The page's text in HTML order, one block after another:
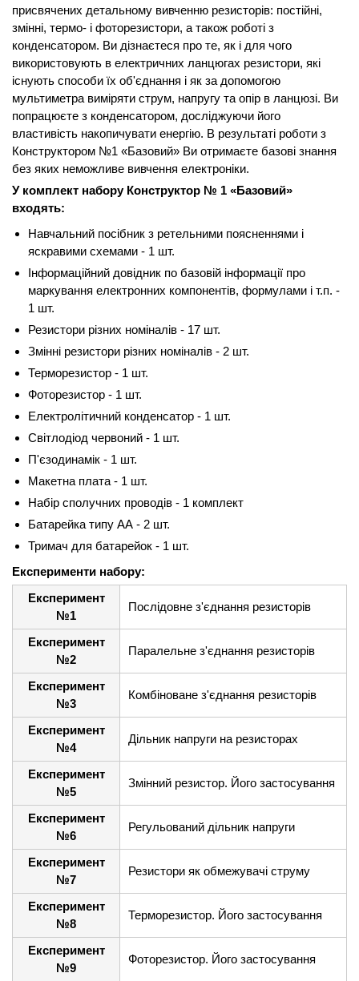
присвячених детальному вивченню резисторів: постійні,
змінні, термо- і фоторезистори, а також роботі з
конденсатором. Ви дізнаєтеся про те, як і для чого
використовують в електричних ланцюгах резистори, які
існують способи їх об'єднання і як за допомогою
мультиметра виміряти струм, напругу та опір в ланцюзі. Ви
попрацюєте з конденсатором, досліджуючи його
властивість накопичувати енергію. В результаті роботи з
Конструктором №1 «Базовий» Ви отримаєте базові знання
без яких неможливе вивчення електроніки.
У комплект набору Конструктор № 1 «Базовий»
входять:
Навчальний посібник з ретельними поясненнями і
яскравими схемами - 1 шт.
Інформаційний довідник по базовій інформації про
маркування електронних компонентів, формулами і т.п. -
1 шт.
Резистори різних номіналів - 17 шт.
Змінні резистори різних номіналів - 2 шт.
Терморезистор - 1 шт.
Фоторезистор - 1 шт.
Електролітичний конденсатор - 1 шт.
Світлодіод червоний - 1 шт.
П'єзодинамік - 1 шт.
Макетна плата - 1 шт.
Набір сполучних проводів - 1 комплект
Батарейка типу АА - 2 шт.
Тримач для батарейок - 1 шт.
Експерименти набору:
Експеримент
№1
Послідовне з'єднання резисторів
Експеримент
№2
Паралельне з'єднання резисторів
Експеримент
№3
Комбіноване з'єднання резисторів
Експеримент
№4
Дільник напруги на резисторах
Експеримент
№5
Змінний резистор. Його застосування
Експеримент
№6
Регульований дільник напруги
Експеримент
№7
Резистори як обмежувачі струму
Експеримент
№8
Терморезистор. Його застосування
Експеримент
№9
Фоторезистор. Його застосування